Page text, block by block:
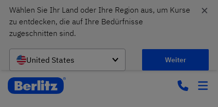
Wählen Sie Ihr Land oder Ihre Region aus, um Kurse
zu entdecken, die auf Ihre Bedürfnisse
zugeschnitten sind.
United States Weiter
✕